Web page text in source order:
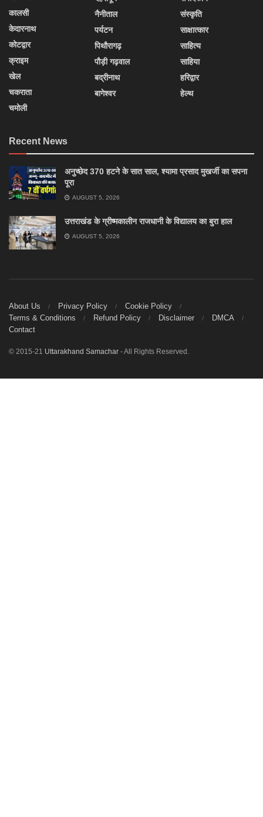
कालसी
केदारनाथ
कोटद्वार
क्राइम
खेल
चकराता
चमोली
नैनीताल
पर्यटन
पिथौरागढ़
पौड़ी गढ़वाल
बद्रीनाथ
बागेश्वर
संस्कृति
साक्षात्कार
साहित्य
साहिया
हरिद्वार
हेल्थ
Recent News
अनुच्छेद 370 हटने के सात साल, श्यामा प्रसाद मुखर्जी का सपना
पूरा
AUGUST 5, 2026
उत्तराखंड के ग्रीष्मकालीन राजधानी के विद्यालय का बुरा हाल
AUGUST 5, 2026
About Us Privacy Policy
Cookie Policy
Terms & Conditions
Refund Policy Disclaimer
DMCA
Contact
© 2015-21 Uttarakhand Samachar - All Rights Reserved.